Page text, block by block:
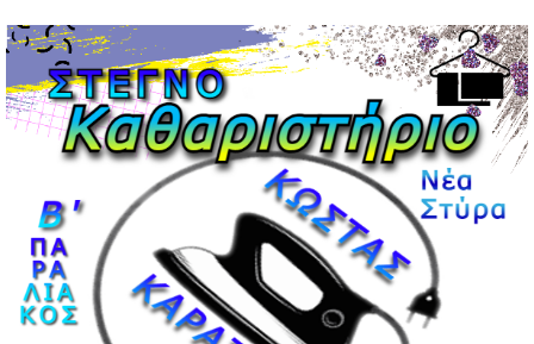
και Ολυμπιακού
02/05/2026 | 20:28
Περιστέρι: Ένταση μεταξύ ανηλίκων άφησε δύο
15χρονους τραυματίες
02/05/2026 | 18:56
Ηνωμένα Αραβικά Εμιράτα: Αίρουν τους περιορισμούς
στον εναέριο χώρο
02/05/2026 | 17:16
Η Αθηνά Λινού αφήνει ανοιχτό το ενδεχόμενο ένταξης
στον νέο πολιτικό φορέα Τσίπρα
02/05/2026 | 17:01